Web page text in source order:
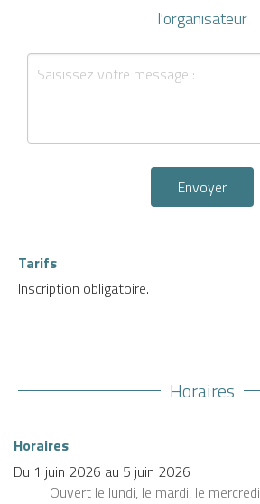
l'organisateur
Envoyer
Tarifs
Inscription obligatoire.
Horaires
Horaires
Du 1 juin 2026 au 5 juin 2026
Ouvert le lundi, le mardi, le mercredi